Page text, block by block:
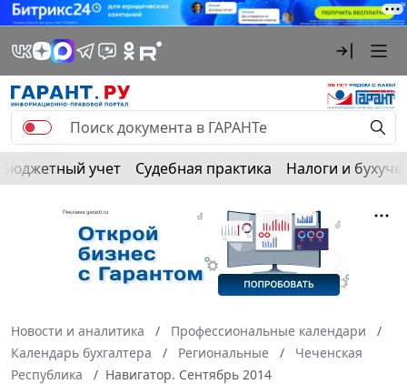
Бюджетный учет Судебная практика Налоги и
Новости и аналитика
Профессиональные календари
Календарь бухгалтера
Региональные
Чеченская
Республика
Навигатор. Сентябрь 2014